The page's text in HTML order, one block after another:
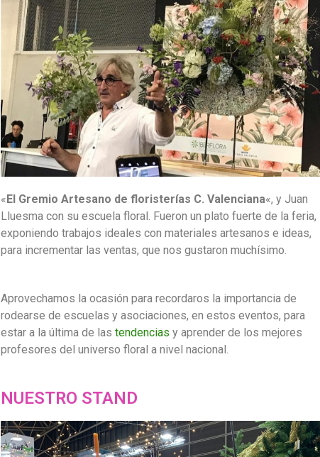
«El Gremio Artesano de floristerías C. Valenciana«, y Juan
Lluesma con su escuela floral. Fueron un plato fuerte de la feria,
exponiendo trabajos ideales con materiales artesanos e ideas,
para incrementar las ventas, que nos gustaron muchísimo.
Aprovechamos la ocasión para recordaros la importancia de
rodearse de escuelas y asociaciones, en estos eventos, para
estar a la última de las tendencias y aprender de los mejores
profesores del universo floral a nivel nacional.
NUESTRO STAND